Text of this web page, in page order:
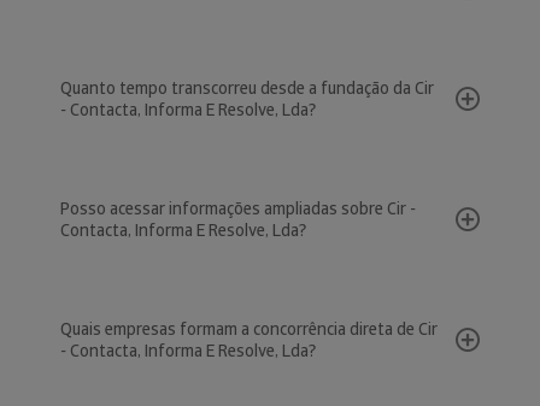
Quanto tempo transcorreu desde a fundação da Cir
- Contacta, Informa E Resolve, Lda?
Posso acessar informações ampliadas sobre Cir -
Contacta, Informa E Resolve, Lda?
Quais empresas formam a concorrência direta de Cir
- Contacta, Informa E Resolve, Lda?